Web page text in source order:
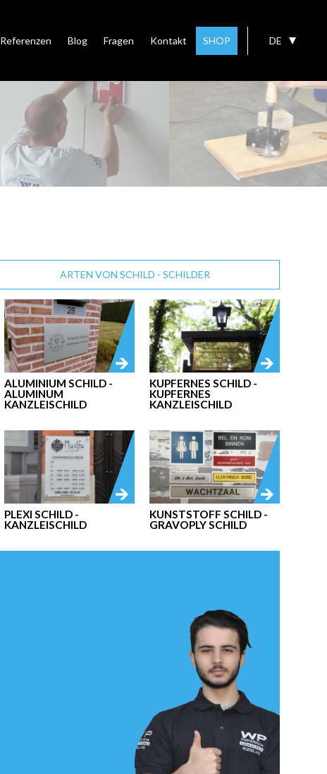
DE
Referenzen Blog Fragen Kontakt SHOP
ARTEN VON SCHILD - SCHILDER
ALUMINIUM SCHILD -
ALUMINUM
KANZLEISCHILD
KUPFERNES SCHILD -
KUPFERNES
KANZLEISCHILD
PLEXI SCHILD -
KANZLEISCHILD
KUNSTSTOFF SCHILD -
GRAVOPLY SCHILD